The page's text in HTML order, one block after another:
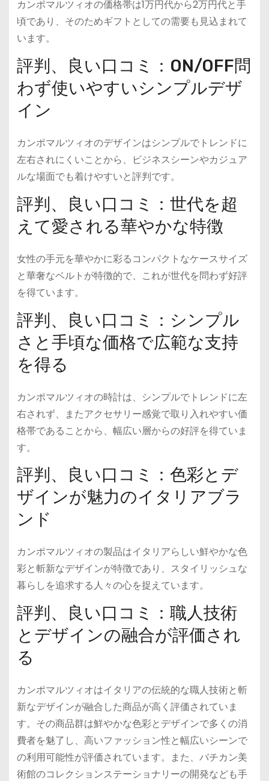
カンポマルツィオの価格帯は1万円代から2万円代と手
頃であり、そのためギフトとしての需要も見込まれて
います。
評判、良い口コミ：ON/OFF問
わず使いやすいシンプルデザ
イン
カンポマルツィオのデザインはシンプルでトレンドに
左右されにくいことから、ビジネスシーンやカジュア
ルな場面でも着けやすいと評判です。
評判、良い口コミ：世代を超
えて愛される華やかな特徴
女性の手元を華やかに彩るコンパクトなケースサイズ
と華奢なベルトが特徴的で、これが世代を問わず好評
を得ています。
評判、良い口コミ：シンプル
さと手頃な価格で広範な支持
を得る
カンポマルツィオの時計は、シンプルでトレンドに左
右されず、またアクセサリー感覚で取り入れやすい価
格帯であることから、幅広い層からの好評を得ていま
す。
評判、良い口コミ：色彩とデ
ザインが魅力のイタリアブラ
ンド
カンポマルツィオの製品はイタリアらしい鮮やかな色
彩と斬新なデザインが特徴であり、スタイリッシュな
暮らしを追求する人々の心を捉えています。
評判、良い口コミ：職人技術
とデザインの融合が評価され
る
カンポマルツィオはイタリアの伝統的な職人技術と斬
新なデザインが融合した商品が高く評価されていま
す。その商品群は鮮やかな色彩とデザインで多くの消
費者を魅了し、高いファッション性と幅広いシーンで
の利用可能性が評価されています。また、バチカン美
術館のコレクションステーショナリーの開発なども手